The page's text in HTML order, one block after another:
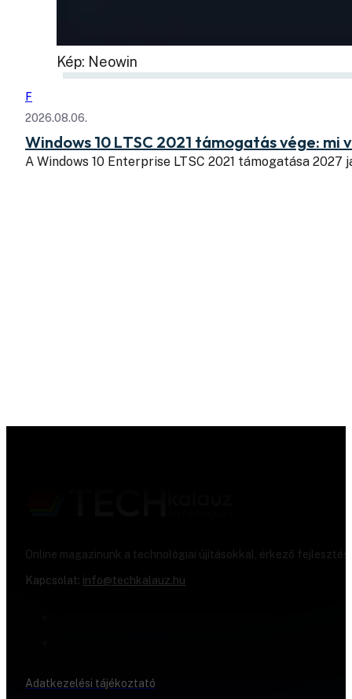
Kép: Neowin
F
2026.08.06.
Windows 10 LTSC 2021 támogatás vége: mi
A Windows 10 Enterprise LTSC 2021 támogatása 2027
Online magazinunk a technológiai újításokkal, érkező
Kapcsolat: info@techkalauz.hu
Adatkezelési tájékoztató